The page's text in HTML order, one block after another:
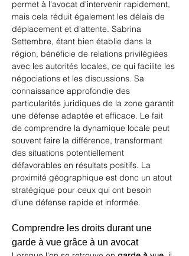
permet à l'avocat d'intervenir rapidement,
mais cela réduit également les délais de
déplacement et d'attente. Sabrina
Settembre, étant bien établie dans la
région, bénéficie de relations privilégiées
avec les autorités locales, ce qui facilite les
négociations et les discussions. Sa
connaissance approfondie des
particularités juridiques de la zone garantit
une défense adaptée et efficace. Le fait
de comprendre la dynamique locale peut
souvent faire la différence, transformant
des situations potentiellement
défavorables en résultats positifs. La
proximité géographique est donc un atout
stratégique pour ceux qui ont besoin
d'une défense rapide et informée.
Comprendre les droits durant une
garde à vue grâce à un avocat